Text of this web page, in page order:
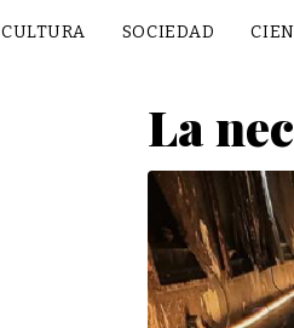
CULTURA SOCIEDAD
La